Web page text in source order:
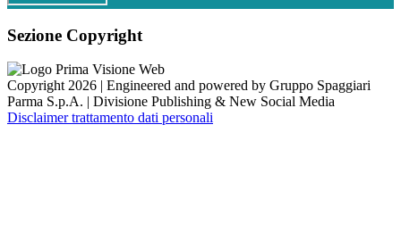
Sezione Copyright
Copyright 2026 | Engineered and powered by Gruppo Spaggiari
Parma S.p.A. | Divisione Publishing & New Social Media
Disclaimer trattamento dati personali